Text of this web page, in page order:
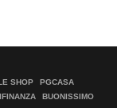
SHOP
PGCASA
BUONISSIMO